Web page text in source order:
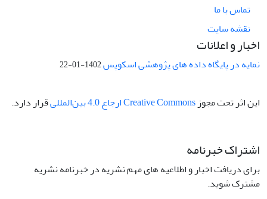
تماس با ما
نقشه سایت
اخبار و اعلانات
نمایه در پایگاه داده های پژوهشی اسکوپس1402-01-22
این اثر تحت مجوزCreative Commons ارجاع 4.0 بین‌المللی قرار دارد.
اشتراک خبرنامه
برای دریافت اخبار و اطلاعیه های مهم نشریه در خبرنامه نشریه
مشترک شوید.